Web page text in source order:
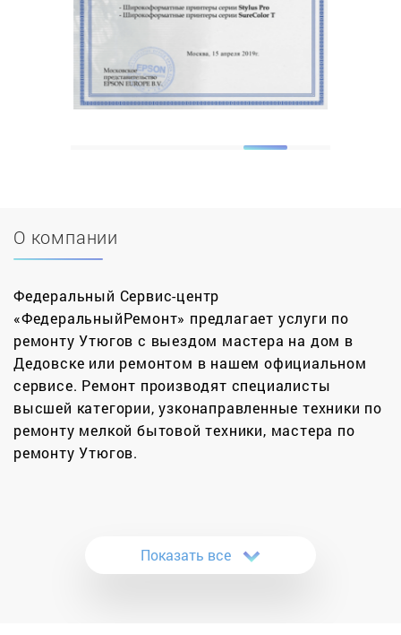
О компании
Федеральный Сервис-центр
«ФедеральныйРемонт» предлагает услуги по
ремонту Утюгов с выездом мастера на дом в
Дедовске или ремонтом в нашем официальном
сервисе. Ремонт производят специалисты
высшей категории, узконаправленные техники по
ремонту мелкой бытовой техники, мастера по
ремонту Утюгов.
прибор в жизни современного человека. Его
поломку не заметить невозможно, тем более, что
Показать все